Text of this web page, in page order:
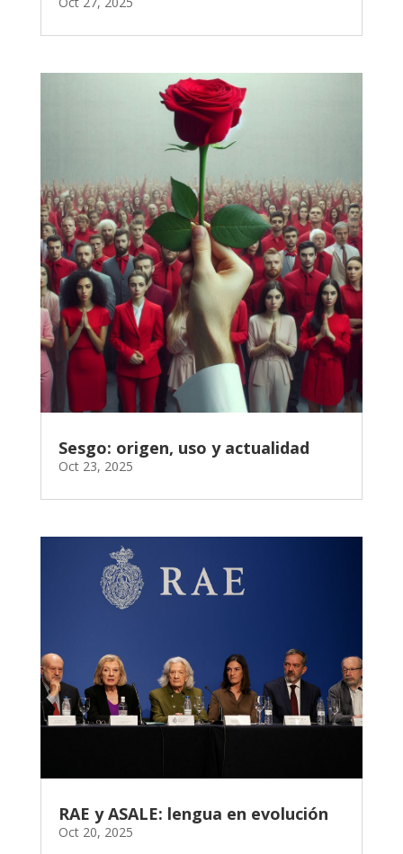
Sesgo: origen, uso y actualidad
Oct 23, 2025
RAE y ASALE: lengua en evolución
Oct 20, 2025